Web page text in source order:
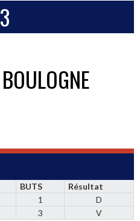
3
BOULOGNE
BUTS
Résultat
1
D
3 V